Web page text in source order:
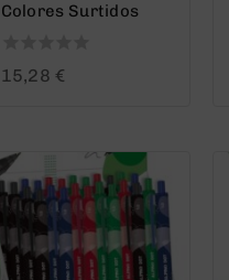
Colores Surtidos
0
15,28 €